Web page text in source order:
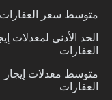
متوسط سعر العقارات
الحد الأدنى لمعدلات
العقارات
متوسط معدلات إيجار
العقارات